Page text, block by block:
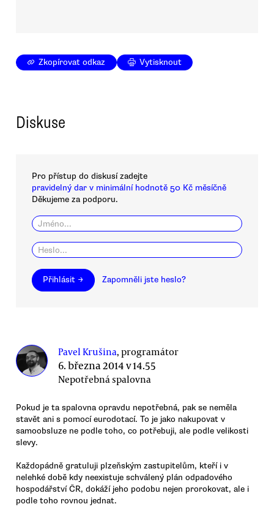
Zkopírovat odkaz Vytisknout
Diskuse
Pro přístup do diskusí zadejte
pravidelný dar v minimální hodnotě 50 Kč měsíčně
Děkujeme za podporu.
Přihlásit → Zapomněli jste heslo?
Pavel Krušina, programátor
6. března 2014 v 14.55
Nepotřebná spalovna
Pokud je ta spalovna opravdu nepotřebná, pak se neměla
stavět ani s pomocí eurodotací. To je jako nakupovat v
samoobsluze ne podle toho, co potřebuji, ale podle velikosti
slevy.
Každopádně gratuluji plzeňským zastupitelům, kteří i v
nelehké době kdy neexistuje schválený plán odpadového
hospodářství ČR, dokáží jeho podobu nejen prorokovat, ale i
podle toho rovnou jednat.